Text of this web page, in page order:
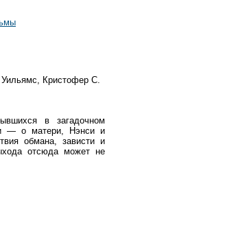
Кристофер С.
в загадочном
— о матери, Нэнси и
обмана, зависти и
отсюда может не